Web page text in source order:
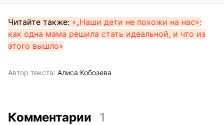
Читайте также: «„Наши дети не похожи на нас»:
как одна мама решила стать идеальной, и что из
этого вышло»
Автор текста: Алиса Кобозева
Комментарии 1